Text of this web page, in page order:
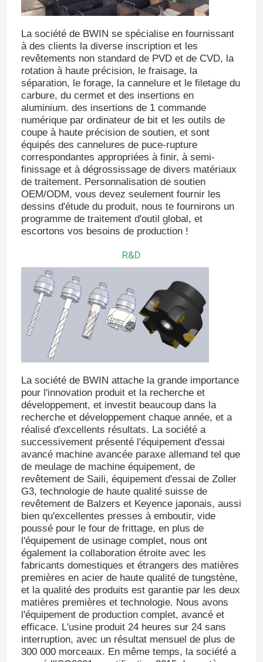
Maison
Des produits
Vidéos
La société de BWIN se spécialise en fournissant
à des clients la diverse inscription et les
revêtements non standard de PVD et de CVD, la
rotation à haute précision, le fraisage, la
séparation, le forage, la cannelure et le filetage du
carbure, du cermet et des insertions en
aluminium. des insertions de 1 commande
numérique par ordinateur de bit et les outils de
coupe à haute précision de soutien, et sont
équipés des cannelures de puce-rupture
correspondantes appropriées à finir, à semi-
finissage et à dégrossissage de divers matériaux
de traitement. Personnalisation de soutien
OEM/ODM, vous devez seulement fournir les
dessins d'étude du produit, nous te fournirons un
programme de traitement d'outil global, et
escortons vos besoins de production !
R&D
La société de BWIN attache la grande importance
pour l'innovation produit et la recherche et
développement, et investit beaucoup dans la
recherche et développement chaque année, et a
réalisé d'excellents résultats. La société a
successivement présenté l'équipement d'essai
avancé machine avancée paraxe allemand tel que
de meulage de machine équipement, de
revêtement de Saili, équipement d'essai de Zoller
G3, technologie de haute qualité suisse de
revêtement de Balzers et Keyence japonais, aussi
bien qu'excellentes presses à emboutir, vide
poussé pour le four de frittage, en plus de
l'équipement de usinage complet, nous ont
également la collaboration étroite avec les
fabricants domestiques et étrangers des matières
premières en acier de haute qualité de tungstène,
et la qualité des produits est garantie par les deux
matières premières et technologie. Nous avons
l'équipement de production complet, avancé et
efficace. L'usine produit 24 heures sur 24 sans
interruption, avec un résultat mensuel de plus de
300 000 morceaux. En même temps, la société a